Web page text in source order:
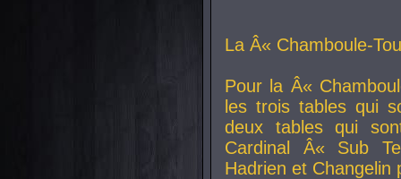
La Â« Chamboule-
Pour la Â«
les trois tables qui
deux tables qui
Cardinal
Â« Sub
Hadrien et Changelin